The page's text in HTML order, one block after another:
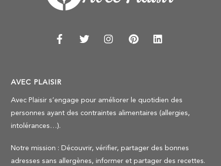
To
AVEC PLAISIR
Avec Plaisir s’engage pour améliorer le quotidien des
personnes ayant des contraintes alimentaires (allergies,
intolérances…).
Notre mission : Découvrir, vérifier, partager des bonnes
adresses sans allergènes, informer et partager des recettes.